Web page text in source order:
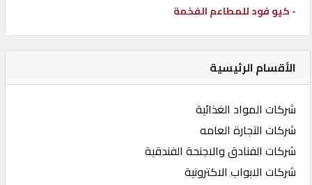
- كيو فود للمطاعم الفخمة
الأقسام الرئيسية
شركات المواد الغذائية
شركات التجارة العامه
شركات الفنادق والاجنحة الفندقية
شركات الابواب الاكترونية